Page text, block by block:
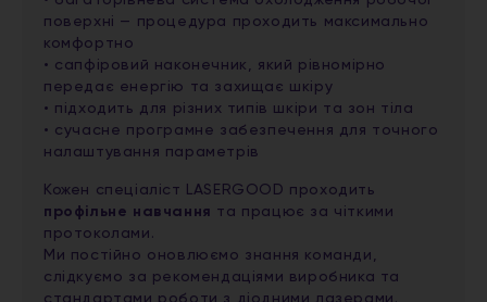
поверхні — процедура проходить максимально
комфортно
• сапфіровий наконечник, який рівномірно
передає енергію та захищає шкіру
• підходить для різних типів шкіри та зон тіла
• сучасне програмне забезпечення для точного
налаштування параметрів
Кожен спеціаліст LASERGOOD проходить
профільне навчання та працює за чіткими
протоколами.
Ми постійно оновлюємо знання команди,
слідкуємо за рекомендаціями виробника та
стандартами роботи з діодними лазерами.